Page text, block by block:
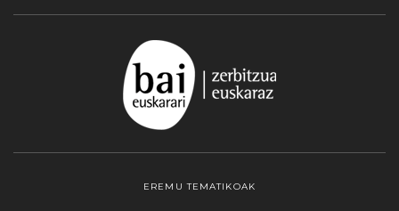
EREMU TEMATIKOAK